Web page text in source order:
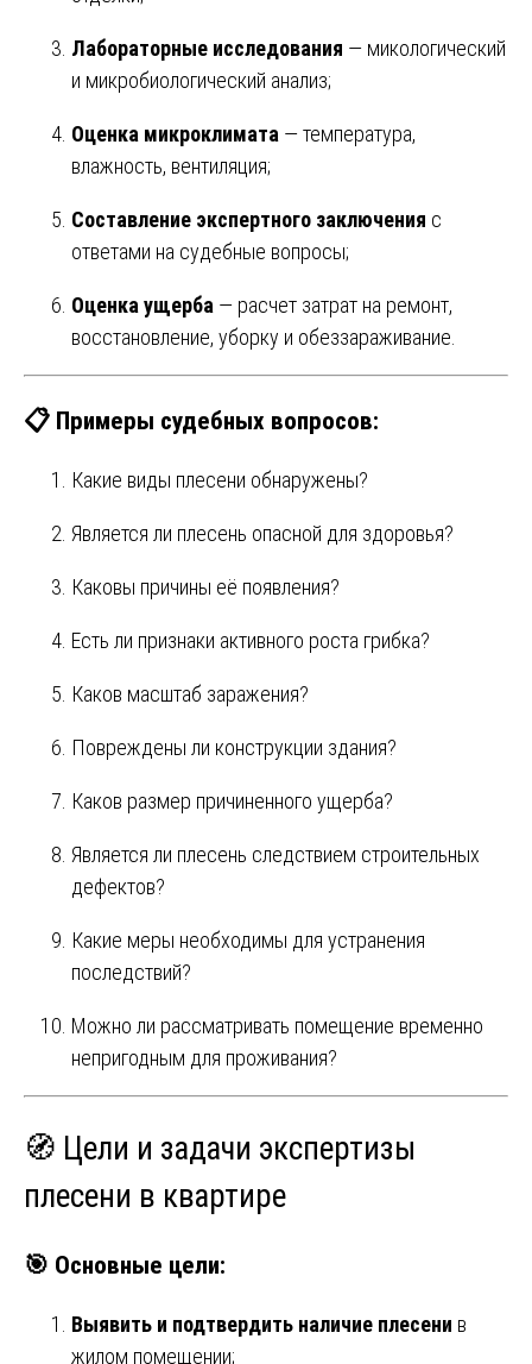
Лабораторные исследования — микологический
и микробиологический анализ;
Оценка микроклимата — температура,
влажность, вентиляция;
Составление экспертного заключения с
ответами на судебные вопросы;
Оценка ущерба — расчет затрат на ремонт,
восстановление, уборку и обеззараживание.
📋 Примеры судебных вопросов:
Какие виды плесени обнаружены?
Является ли плесень опасной для здоровья?
Каковы причины её появления?
Есть ли признаки активного роста грибка?
Каков масштаб заражения?
Повреждены ли конструкции здания?
Каков размер причиненного ущерба?
Является ли плесень следствием строительных
дефектов?
Какие меры необходимы для устранения
последствий?
Можно ли рассматривать помещение временно
непригодным для проживания?
🧭 Цели и задачи экспертизы
плесени в квартире
🎯 Основные цели:
Выявить и подтвердить наличие плесени в
жилом помещении;